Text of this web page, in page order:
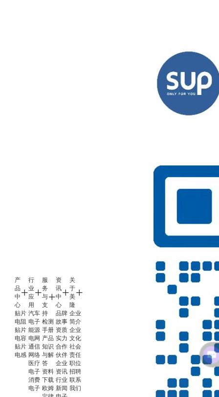
产
品
中
心
贴片
电阻
贴片
电容
贴片
电感
行
业
应
用
汽车
电子
能源
电网
通信
网络
医疗
电子
消费
电子
服
务
与
支
持
检测
手册
产品
知识
与解
答
资料
下载
欧姆
资
讯
中
心
品牌
故事
资质
实力
合作
伙伴
企业
资讯
行业
新闻
关
于
美
隆
企业
简介
企业
文化
社会
责任
职位
招聘
联系
我们